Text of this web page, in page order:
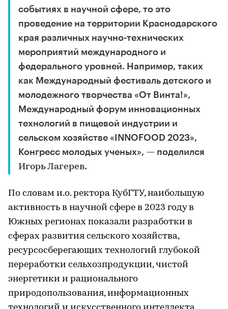
событиях в научной сфере, то это
проведение на территории Краснодарского
края различных научно-технических
мероприятий международного и
федерального уровней. Например, таких
как Международный фестиваль детского и
молодежного творчества «От Винта!»,
Международный форум инновационных
технологий в пищевой индустрии и
сельском хозяйстве «INNOFOOD 2023»,
Конгресс молодых ученых», — поделился
Игорь Лагерев.
По словам и.о. ректора КубГТУ, наибольшую
активность в научной сфере в 2023 году в
Южных регионах показали разработки в
сферах развития сельского хозяйства,
ресурсосберегающих технологий глубокой
переработки сельхозпродукции, чистой
энергетики и рационального
природопользования, информационных